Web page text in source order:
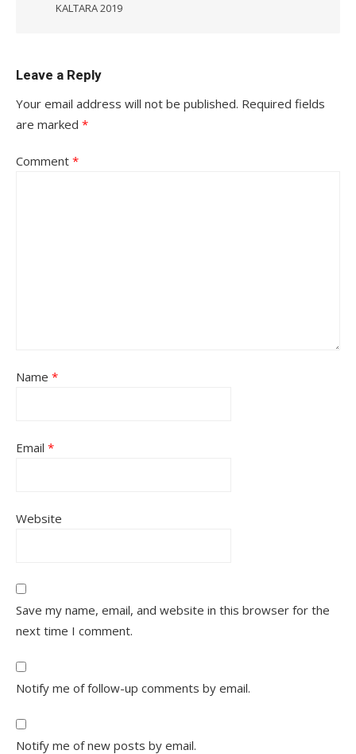
KALTARA 2019
Leave a Reply
Your email address will not be published. Required fields
are marked *
Comment *
Name *
Email *
Website
Save my name, email, and website in this browser for the
next time I comment.
Notify me of follow-up comments by email.
Notify me of new posts by email.